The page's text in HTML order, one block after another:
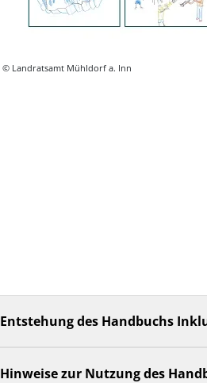
© Landratsamt Mühldorf a. Inn
Entstehung des Handbuchs
Hinweise zur Nutzung des